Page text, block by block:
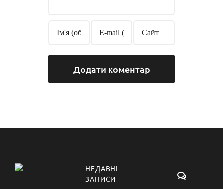
НЕДАВНІ
ЗАПИСИ